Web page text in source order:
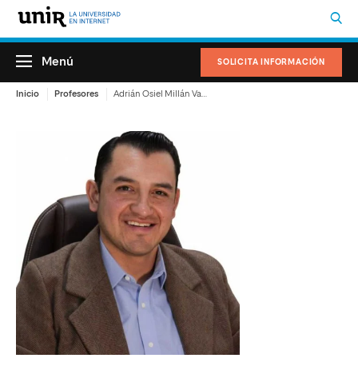
SOLICITA INFORMACIÓN
Menú
Inicio Profesores